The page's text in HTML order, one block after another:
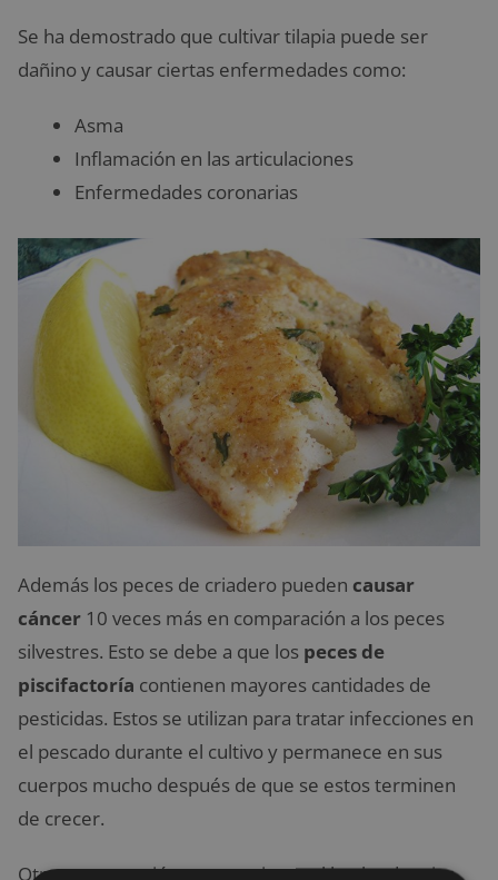
Se ha demostrado que cultivar tilapia puede ser
dañino y causar ciertas enfermedades como:
Asma
Inflamación en las articulaciones
Enfermedades coronarias
Además los peces de criadero pueden causar
cáncer 10 veces más en comparación a los peces
silvestres. Esto se debe a que los peces de
piscifactoría contienen mayores cantidades de
pesticidas. Estos se utilizan para tratar infecciones en
el pescado durante el cultivo y permanece en sus
cuerpos mucho después de que se estos terminen
de crecer.
Otra preocupación que concierne al hecho de criar